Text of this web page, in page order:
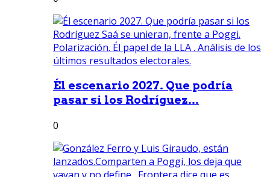
Él escenario 2027. Que podría
pasar si los Rodríguez...
0